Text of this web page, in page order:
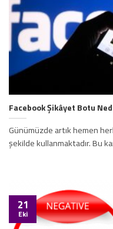
Facebook Şikâyet Botu
Günümüzde artık hemen
şekilde kullanmaktadır. Bu
21
Eki